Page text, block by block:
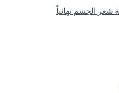
شعر الجسم نهائياً